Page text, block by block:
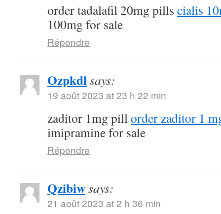
order tadalafil 20mg pills cialis
100mg for sale
Répondre
Ozpkdlsays:
19 août 2023 at 23 h 22 min
zaditor 1mg pillorder zaditor 1
imipramine for sale
Répondre
Qzibiwsays:
21 août 2023 at 2 h 36 min